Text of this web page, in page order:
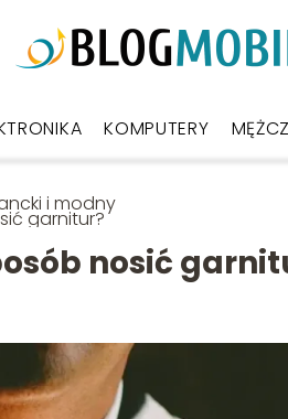
KOMPUTERY
i modny
garnitur?
nosić